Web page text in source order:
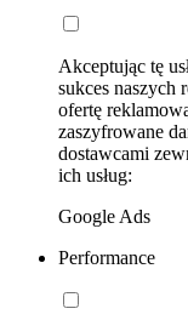
Akceptując tę
sukces naszych
ofertę
zaszyfrowane
dostawcami
ich usług:
Google Ads
Performance